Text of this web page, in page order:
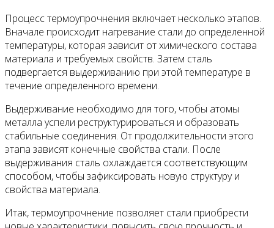
Процесс термоупрочнения включает несколько этапов.
Вначале происходит нагревание стали до определенной
температуры, которая зависит от химического состава
материала и требуемых свойств. Затем сталь
подвергается выдерживанию при этой температуре в
течение определенного времени.
Выдерживание необходимо для того, чтобы атомы
металла успели реструктурироваться и образовать
стабильные соединения. От продолжительности этого
этапа зависят конечные свойства стали. После
выдерживания сталь охлаждается соответствующим
способом, чтобы зафиксировать новую структуру и
свойства материала.
Итак, термоупрочнение позволяет стали приобрести